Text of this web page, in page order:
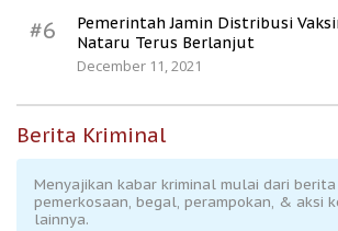
#6
Pemerintah Jamin Distribusi
Nataru Terus Berlanjut
December 11, 2021
Berita Kriminal
Menyajikan kabar kriminal mulai dari berita
pemerkosaan, begal, perampokan, & aksi
lainnya.